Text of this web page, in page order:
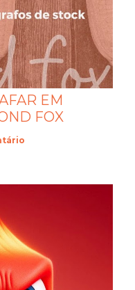
EM
FOX